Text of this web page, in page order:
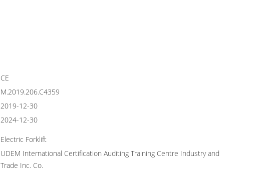
CE
M.2019.206.C4359
2019-12-30
2024-12-30
Electric Forklift
UDEM International Certification Auditing Training Centre Industry and
Trade Inc. Co.